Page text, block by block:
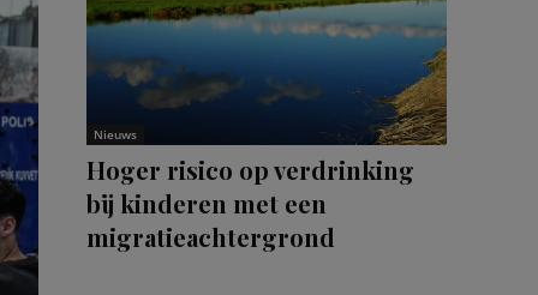
Nieuws
Hoger risico op verdrinking
bij kinderen met een
migratieachtergrond